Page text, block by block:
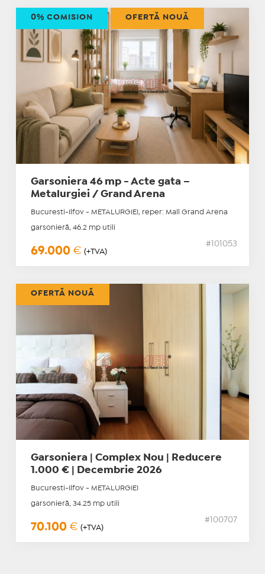
Garsoniera 46 mp - Acte gata –
Metalurgiei / Grand Arena
Bucuresti-Ilfov - METALURGIEI, reper: Mall Grand Arena
garsonieră, 46.2 mp utili
69.000 € (+TVA)
#101053
0% COMISION OFERTĂ NOUĂ
Garsoniera | Complex Nou | Reducere
1.000 € | Decembrie 2026
Bucuresti-Ilfov - METALURGIEI
garsonieră, 34.25 mp utili
70.100 € (+TVA)
#100707
OFERTĂ NOUĂ